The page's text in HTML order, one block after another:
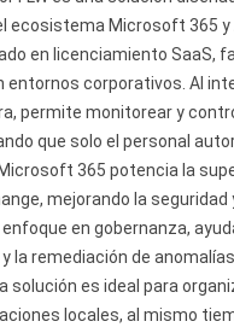
ecosistema Microsoft 365
en licenciamiento SaaS,
corporativos. Al
permite monitorear y
que solo el personal
365 potencia la
mejorando la
en gobernanza,
la remediación de
solución es ideal para
locales, al mismo